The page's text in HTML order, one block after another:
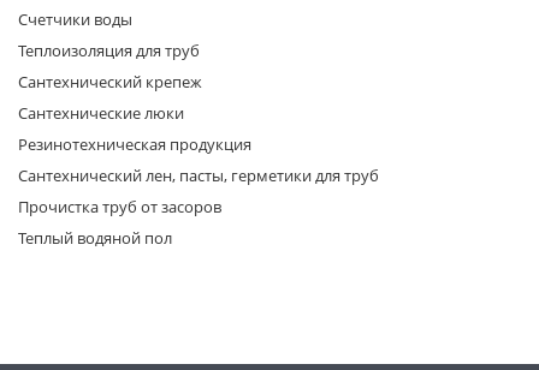
Счетчики воды
Теплоизоляция для труб
Сантехнический крепеж
Сантехнические люки
Резинотехническая продукция
Сантехнический лен, пасты, герметики для труб
Прочистка труб от засоров
Теплый водяной пол